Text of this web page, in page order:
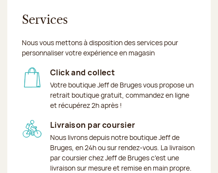
Services
Nous vous mettons à disposition des services pour
personnaliser votre expérience en magasin
Click and collect
Votre boutique Jeff de Bruges vous propose un
retrait boutique gratuit, commandez en ligne
et récupérez 2h après !
Livraison par coursier
Nous livrons depuis notre boutique Jeff de
Bruges, en 24h ou sur rendez-vous. La livraison
par coursier chez Jeff de Bruges c'est une
livraison sur mesure et remise en main propre.